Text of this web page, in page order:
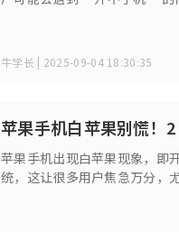
牛学长 | 2025-09-04 18:30:35
苹果手机白苹果别慌！
苹果手机出现白苹果现象，即
统，这让很多用户焦急万分，